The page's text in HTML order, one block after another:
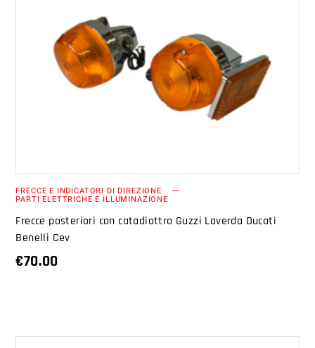
AGGIUNGI AL CARRELLO
FRECCE E INDICATORI DI DIREZIONE
PARTI ELETTRICHE E ILLUMINAZIONE
Frecce posteriori con catadiottro Guzzi Laverda Ducati
Benelli Cev
€70.00